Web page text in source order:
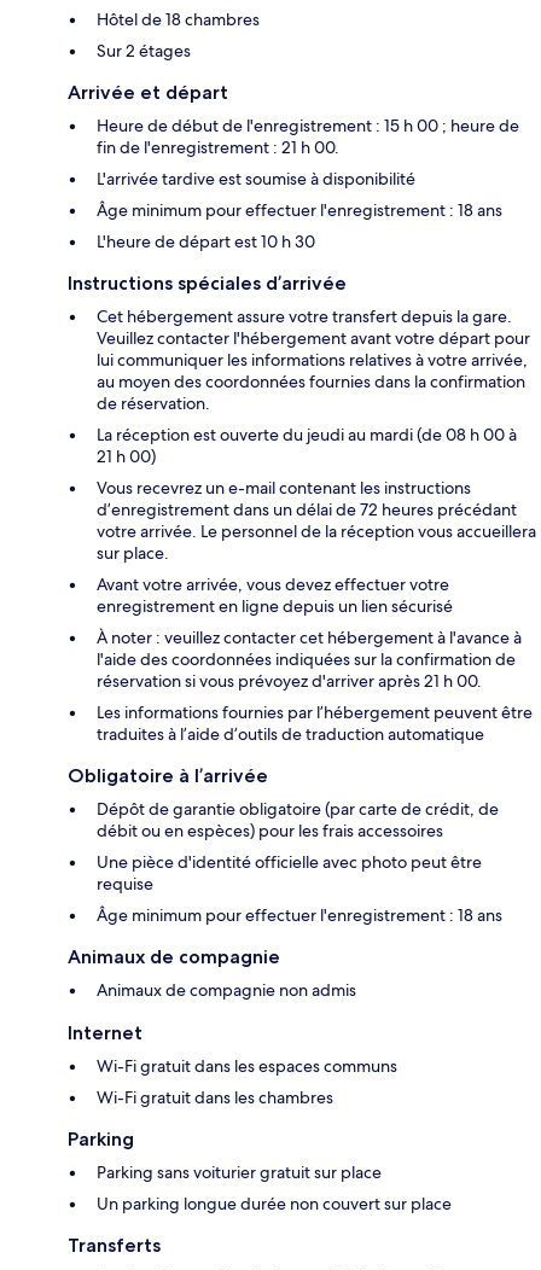
Hôtel de 18 chambres
Sur 2 étages
Arrivée et départ
Heure de début de l'enregistrement : 15 h 00 ; heure de
fin de l'enregistrement : 21 h 00.
L'arrivée tardive est soumise à disponibilité
Âge minimum pour effectuer l'enregistrement : 18 ans
L'heure de départ est 10 h 30
Instructions spéciales d’arrivée
Cet hébergement assure votre transfert depuis la gare.
Veuillez contacter l'hébergement avant votre départ pour
lui communiquer les informations relatives à votre arrivée,
au moyen des coordonnées fournies dans la confirmation
de réservation.
La réception est ouverte du jeudi au mardi (de 08 h 00 à
21 h 00)
Vous recevrez un e-mail contenant les instructions
d’enregistrement dans un délai de 72 heures précédant
votre arrivée. Le personnel de la réception vous accueillera
sur place.
Avant votre arrivée, vous devez effectuer votre
enregistrement en ligne depuis un lien sécurisé
À noter : veuillez contacter cet hébergement à l'avance à
l'aide des coordonnées indiquées sur la confirmation de
réservation si vous prévoyez d'arriver après 21 h 00.
Les informations fournies par l’hébergement peuvent être
traduites à l’aide d’outils de traduction automatique
Obligatoire à l’arrivée
Dépôt de garantie obligatoire (par carte de crédit, de
débit ou en espèces) pour les frais accessoires
Une pièce d'identité officielle avec photo peut être
requise
Âge minimum pour effectuer l'enregistrement : 18 ans
Animaux de compagnie
Animaux de compagnie non admis
Internet
Wi-Fi gratuit dans les espaces communs
Wi-Fi gratuit dans les chambres
Parking
Parking sans voiturier gratuit sur place
Un parking longue durée non couvert sur place
Transferts